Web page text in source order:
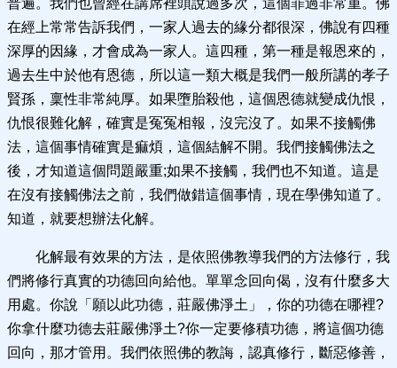
普遍。我們也曾經在講席裡頭說過多次，這個罪過非常重。佛
在經上常常告訴我們，一家人過去的緣分都很深，佛說有四種
深厚的因緣，才會成為一家人。這四種，第一種是報恩來的，
過去生中於他有恩德，所以這一類大概是我們一般所講的孝子
賢孫，稟性非常純厚。如果墮胎殺他，這個恩德就變成仇恨，
仇恨很難化解，確實是冤冤相報，沒完沒了。如果不接觸佛
法，這個事情確實是痲煩，這個結解不開。我們接觸佛法之
後，才知道這個問題嚴重;如果不接觸，我們也不知道。這是
在沒有接觸佛法之前，我們做錯這個事情，現在學佛知道了。
知道，就要想辦法化解。
化解最有效果的方法，是依照佛教導我們的方法修行，我
們將修行真實的功德回向給他。單單念回向偈，沒有什麼多大
用處。你說「願以此功德，莊嚴佛淨土」，你的功德在哪裡?
你拿什麼功德去莊嚴佛淨土?你一定要修積功德，將這個功德
回向，那才管用。我們依照佛的教誨，認真修行，斷惡修善，